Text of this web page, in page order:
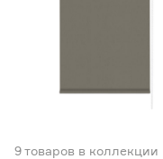
9товаров в коллекции